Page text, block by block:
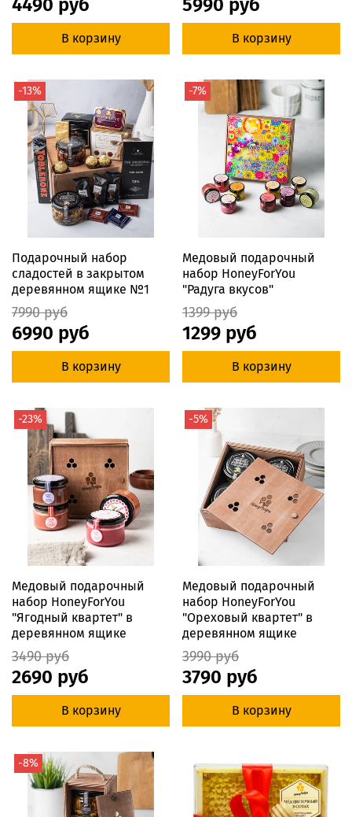
4490 руб
В корзину
5990 руб
В корзину
-13%
Подарочный набор
сладостей в закрытом
деревянном ящике №1
7990 руб
6990 руб
В корзину
-7%
Медовый подарочный
набор HoneyForYou
"Радуга вкусов"
1399 руб
1299 руб
В корзину
-23%
Медовый подарочный
набор HoneyForYou
"Ягодный квартет" в
деревянном ящике
3490 руб
2690 руб
В корзину
-5%
Медовый подарочный
набор HoneyForYou
"Ореховый квартет" в
деревянном ящике
3990 руб
3790 руб
В корзину
-8%